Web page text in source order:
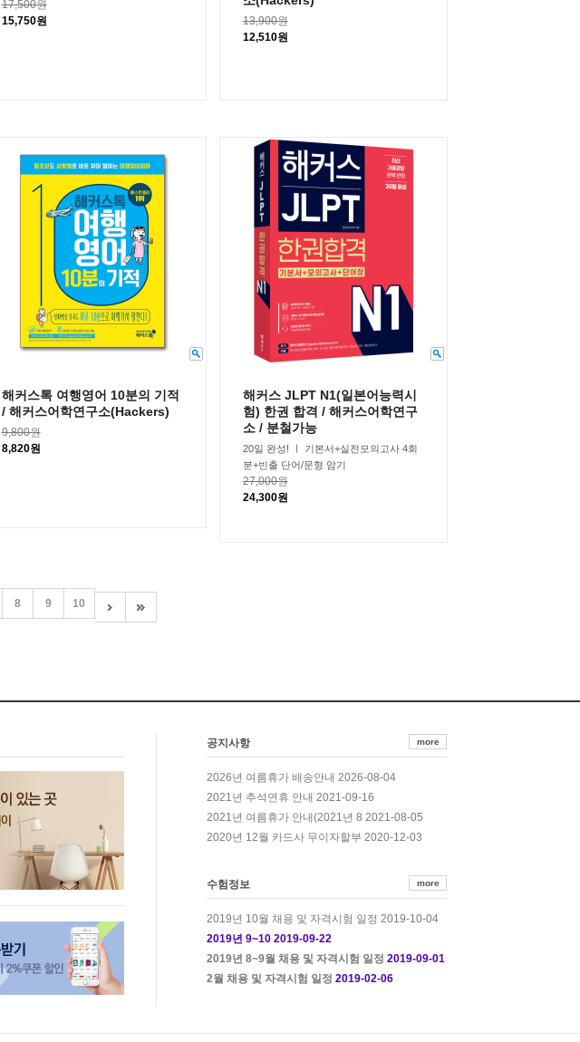
17,500원
15,750원
13,900원
12,510원
해커스톡 여행영어 10분의 기적
/ 해커스어학연구소(Hackers)
9,800원
8,820원
해커스 JLPT N1(일본어능력시
험) 한권 합격 / 해커스어학연구
소 / 분철가능
20일 완성! ㅣ 기본서+실전모의고사 4회
분+빈출 단어/문형 암기
27,000원
24,300원
8 9 10
공지사항 more
2026년 여름휴가 배송안내 2026-08-04
2021년 추석연휴 안내 2021-09-16
2021년 여름휴가 안내(2021년 8 2021-08-05
2020년 12월 카드사 무이자할부 2020-12-03
수험정보 more
2019년 10월 채용 및 자격시험 일정 2019-10-04
2019년 9~10 2019-09-22
2019년 8~9월 채용 및 자격시험 일정 2019-09-01
2월 채용 및 자격시험 일정 2019-02-06